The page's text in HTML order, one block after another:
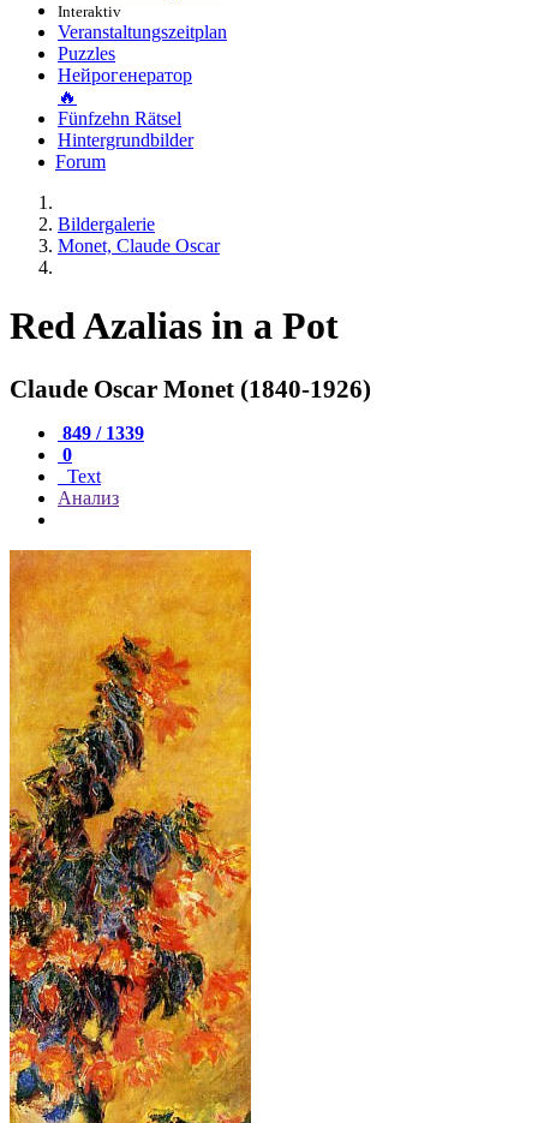
Interaktiv
Veranstaltungszeitplan
Puzzles
Нейрогенератор
🔥
Fünfzehn Rätsel
Hintergrundbilder
Forum
Bildergalerie
Monet, Claude Oscar
Red Azalias in a Pot
Claude Oscar Monet (1840-1926)
849 / 1339
0
Text
Анализ